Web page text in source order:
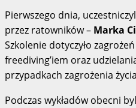
Pierwszego dnia,
przez ratowników – Marka
Szkolenie dotyczyło
freediving’iem oraz
przypadkach zagrożenia
Podczas wykładów obecni